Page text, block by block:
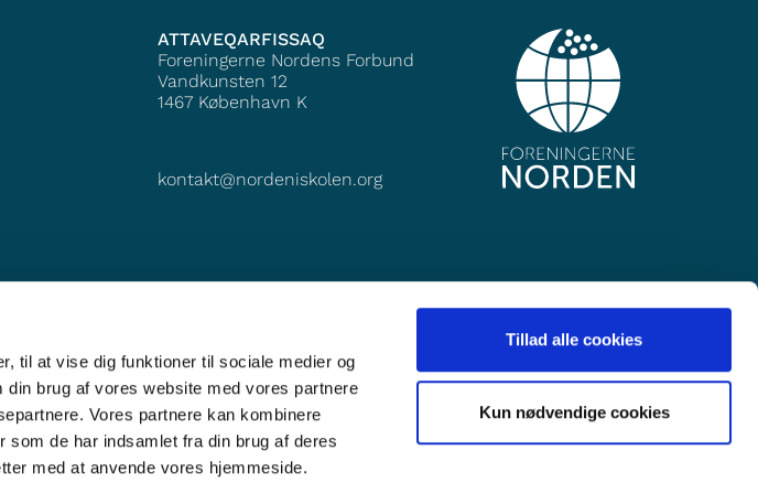
til at vise dig funktioner til sociale medier og
brug af vores website med vores partnere
Vores partnere kan kombinere
som de har indsamlet fra din brug af deres
med at anvende vores hjemmeside.
Tillad alle cookies
Kun nødvendige cookies
ATTAVEQARFISSAQ
Foreningerne Nordens Forbund
Vandkunsten 12
1467 København K
kontakt@nordeniskolen.org